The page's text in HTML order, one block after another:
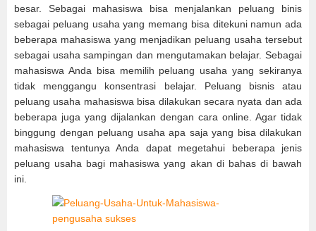
besar. Sebagai mahasiswa bisa menjalankan peluang binis
sebagai peluang usaha yang memang bisa ditekuni namun ada
beberapa mahasiswa yang menjadikan peluang usaha tersebut
sebagai usaha sampingan dan mengutamakan belajar. Sebagai
mahasiswa Anda bisa memilih peluang usaha yang sekiranya
tidak menggangu konsentrasi belajar. Peluang bisnis atau
peluang usaha mahasiswa bisa dilakukan secara nyata dan ada
beberapa juga yang dijalankan dengan cara online. Agar tidak
binggung dengan peluang usaha apa saja yang bisa dilakukan
mahasiswa tentunya Anda dapat megetahui beberapa jenis
peluang usaha bagi mahasiswa yang akan di bahas di bawah
ini.